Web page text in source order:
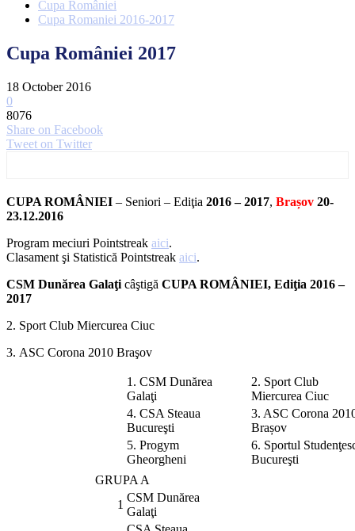
Cupa României
Cupa Romaniei 2016-2017
Cupa României 2017
18 October 2016
0
8076
Share on Facebook
Tweet on Twitter
CUPA ROMÂNIEI – Seniori – Ediţia 2016 – 2017, Brașov 20-
23.12.2016
Program meciuri Pointstreak aici.
Clasament şi Statistică Pointstreak aici.
CSM Dunărea Galaţi câştigă CUPA ROMÂNIEI, Ediţia 2016 –
2017
2. Sport Club Miercurea Ciuc
3. ASC Corona 2010 Braşov
1. CSM Dunărea
Galaţi
2. Sport Club
Miercurea Ciuc
4. CSA Steaua
Bucureşti
3. ASC Corona
Brașov
5. Progym
Gheorgheni
6. Sportul
Bucureşti
GRUPA A
1
CSM Dunărea
Galaţi